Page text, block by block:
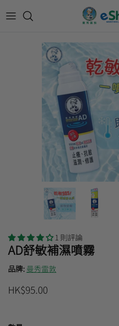
所有產品
面部護理
身體護理
眼睛護理
頭髮護理
所有產品
護膚用品
個人護理用品
護眼產品
樂
肌
50惠
品牌歷史及企
為消費者提供潤唇膏、男士
防曬、抗痘等護膚品、50惠
藥品等產品，以滿足香港不
按此細看品牌故
曼秀雷敦
Acnes 優惠券
Oxy 優惠券
肌研極潤保濕冰感霜優惠券
肌研極潤保濕化妝水現金券
會員獎賞計
積分兌換獎賞
最新限定🔥
50惠 優惠
肌研 Hada Labo 優惠
網店獨家套裝🌟
短期貨特價區
1 則評論
AD舒敏補濕噴霧
品牌: 曼秀雷敦
HK$95.00